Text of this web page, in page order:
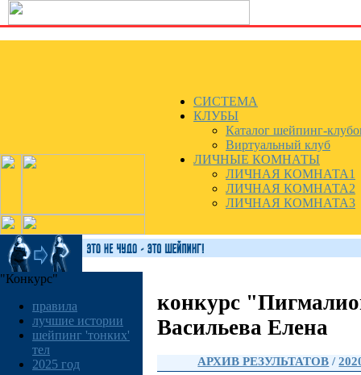
СИСТЕМА
КЛУБЫ
Каталог шейпинг-
Виртуальный клуб
ЛИЧНЫЕ КОМНАТЫ
ЛИЧНАЯ КОМНАТА1
ЛИЧНАЯ КОМНАТА2
ЛИЧНАЯ КОМНАТА3
"Конкурс"
правила
лучшие истории
шейпинг 'тонких'
тел
2025 год
конкурс
Васильева Елена
АРХИВ РЕЗУЛЬТАТОВ /